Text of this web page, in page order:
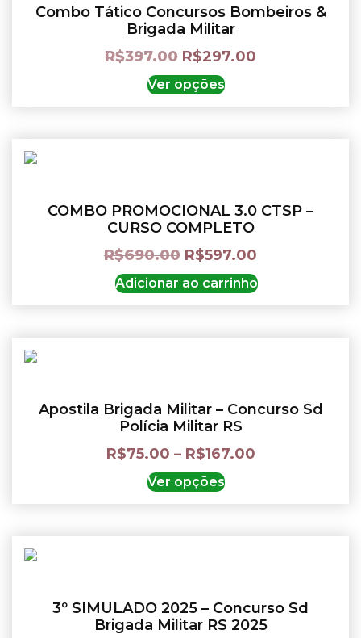
Combo Tático Concursos Bombeiros &
Brigada Militar
R$397.00 R$297.00
Ver opções
COMBO PROMOCIONAL 3.0 CTSP –
CURSO COMPLETO
R$690.00 R$597.00
Adicionar ao carrinho
Apostila Brigada Militar – Concurso Sd
Polícia Militar RS
R$75.00 – R$167.00
Ver opções
3º SIMULADO 2025 – Concurso Sd
Brigada Militar RS 2025